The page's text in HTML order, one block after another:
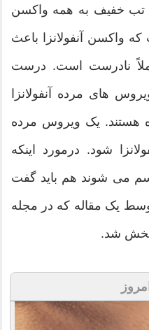
تب خفیف به همه واکسن
واکسن آنفولانزا باعث
کاملاً نادرست است. درست
های مرده آنفولانزا
هستند. یک ویروس مرده
شود. درمورد اینکه
می شوند هم باید گفت
شایعه در سال ۱۹۹۸ توسط یک مقاله که در مجله